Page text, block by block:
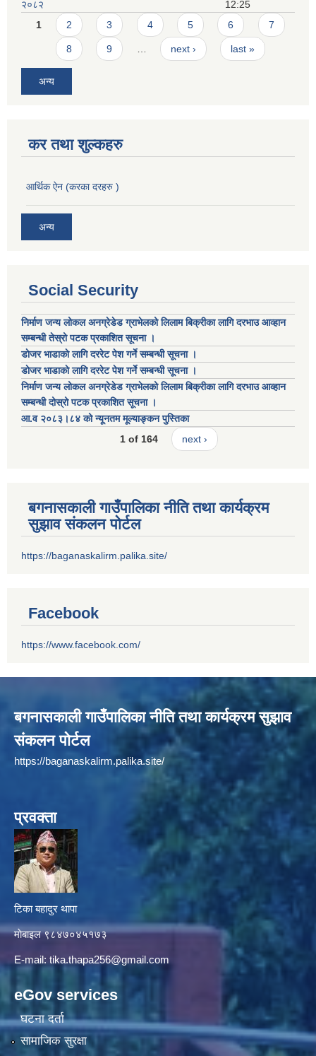
२०८२ 12:25
Pages
1 2 3 4 5 6 7
8 9 next › last »
अन्य
कर तथा शुल्कहरु
आर्थिक ऐन (करका दरहरु )
अन्य
Social Security
निर्माण जन्य लोकल अनग्रेडेड ग्राभेलको लिलाम बिक्रीका लागि दरभाउ आव्हान
सम्बन्धी तेस्रो पटक प्रकाशित सूचना ।
डाेजर भाडाकाे लागि दररेट पेश गर्ने सम्बन्धी सूचना ।
डाेजर भाडाकाे लागि दररेट पेश गर्ने सम्बन्धी सूचना ।
निर्माण जन्य लोकल अनग्रेडेड ग्राभेलको लिलाम बिक्रीका लागि दरभाउ आव्हान
सम्बन्धी दोस्रो पटक प्रकाशित सूचना ।
आ.व २०८३।८४ को न्यूनतम मूल्याङ्कन पुस्तिका
1 of 164
next ›
बगनासकाली गाउँपालिका नीति तथा कार्यक्रम
सुझाव संकलन पोर्टल
https://baganaskalirm.palika.site/
Facebook
https://www.facebook.com/
बगनासकाली गाउँपालिका नीति तथा कार्यक्रम सुझाव
संकलन पोर्टल
https://baganaskalirm.palika.site/
प्रवक्ता
टिका बहादुर थापा
माे‍बाइल ९८४७०४५१७३
E-mail: tika.thapa256@gmail.com
eGov services
घटना दर्ता
सामाजिक सुरक्षा